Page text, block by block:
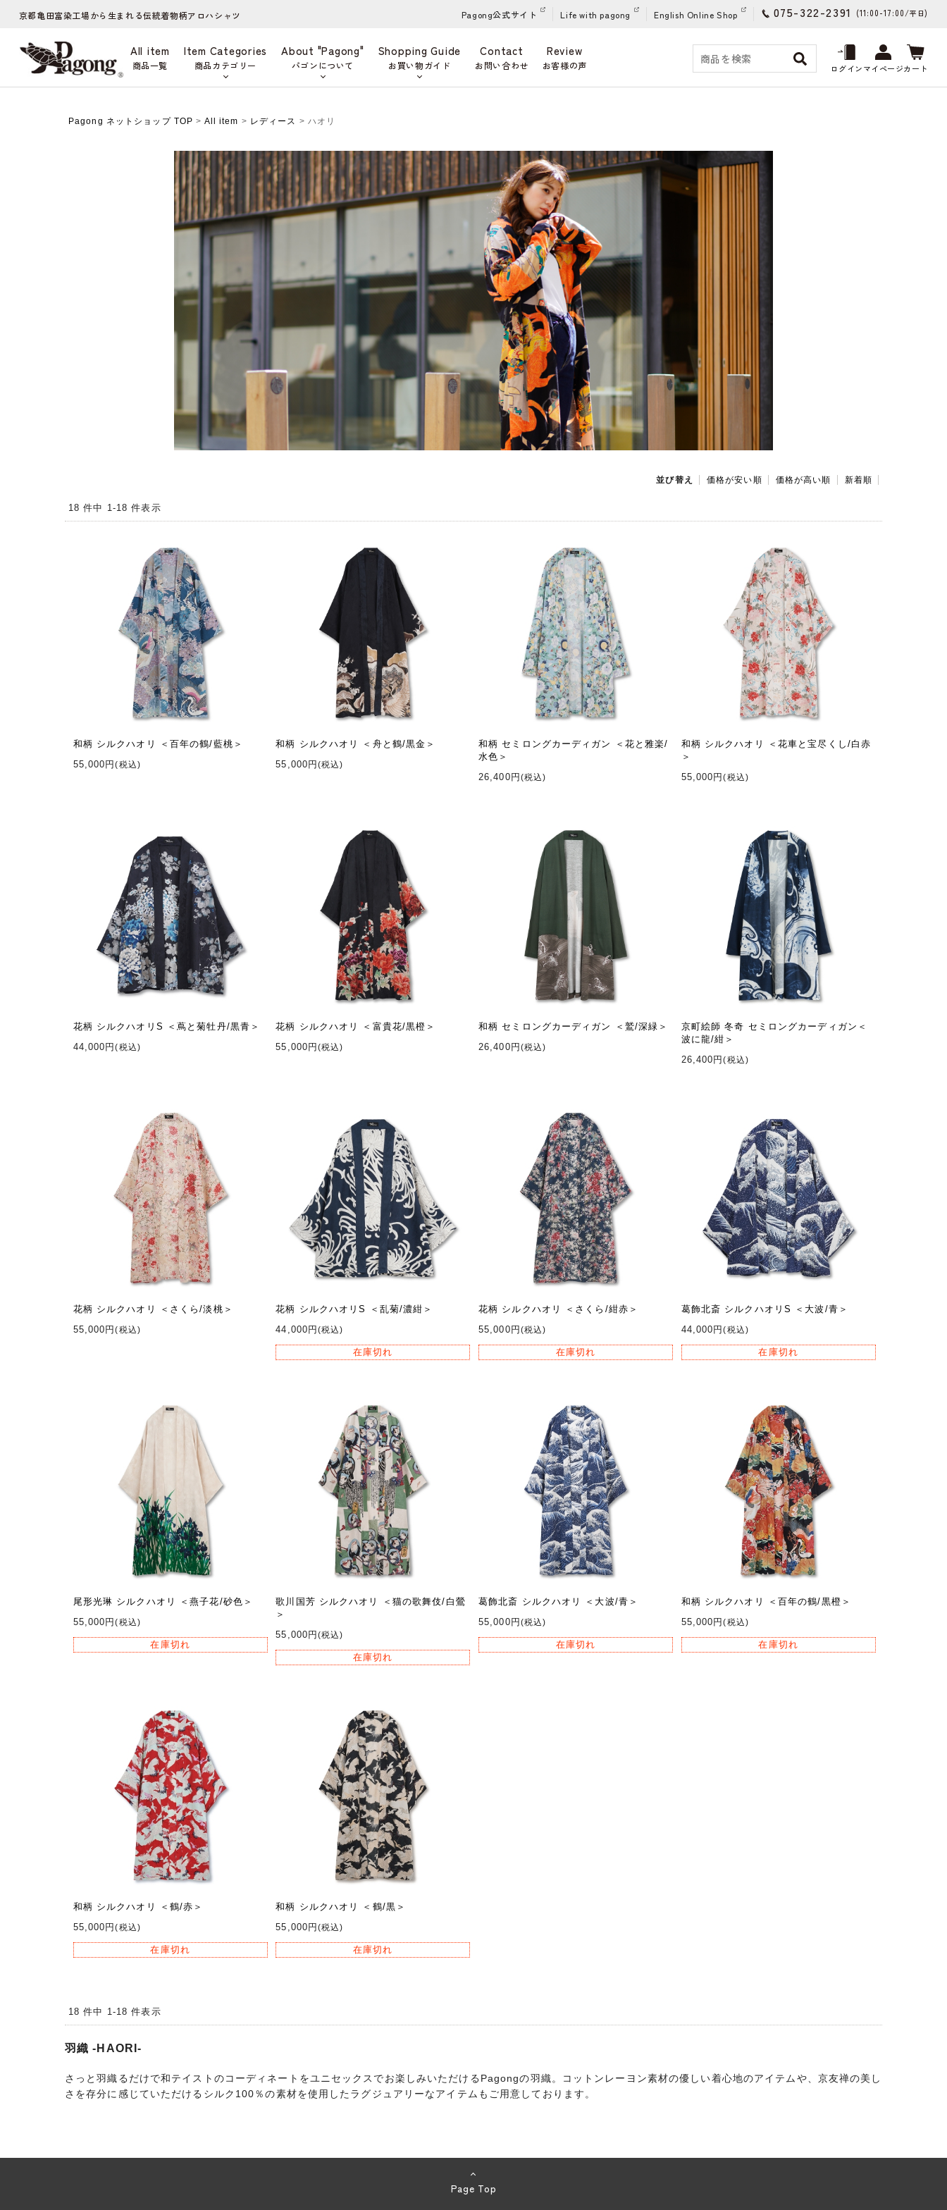
京都亀田富染工場から生まれる伝統着物柄アロハシャツ Pagong公式サイト Life with pagong English Online Shop 075-322-2391 (11:00-17:00/平日)
All item
商品一覧
Item Categories
商品カテゴリー
About "Pagong"
パゴンについて
Shopping Guide
お買い物ガイド
Contact
お問い合わせ
Review
お客様の声 ログインマイページカート
Pagong ネットショップ TOP > All item > レディース > ハオリ
並び替え 価格が安い順 価格が高い順 新着順
18 件中 1-18 件表示
和柄 シルクハオリ ＜百年の鶴/藍桃＞
55,000円(税込)
和柄 シルクハオリ ＜舟と鶴/黒金＞
55,000円(税込)
和柄 セミロングカーディガン ＜花と雅楽/
水色＞
26,400円 (税込)
和柄 シルクハオリ ＜花車と宝尽くし/白赤
＞
55,000円(税込)
花柄 シルクハオリS ＜蔦と菊牡丹/黒青＞
44,000円(税込)
花柄 シルクハオリ ＜富貴花/黒橙＞
55,000円(税込)
和柄 セミロングカーディガン ＜鷲/深緑＞
26,400円 (税込)
京町絵師 冬奇 セミロングカーディガン＜
波に龍/紺＞
26,400円(税込)
花柄 シルクハオリ ＜さくら/淡桃＞
55,000円(税込)
花柄 シルクハオリS ＜乱菊/濃紺＞
44,000円(税込)
在庫切れ
花柄 シルクハオリ ＜さくら/紺赤＞
55,000円 (税込)
在庫切れ
葛飾北斎 シルクハオリS ＜大波/青＞
44,000円(税込)
在庫切れ
尾形光琳 シルクハオリ ＜燕子花/砂色＞
55,000円(税込)
在庫切れ
歌川国芳 シルクハオリ ＜猫の歌舞伎/白鶯
＞
55,000円(税込)
在庫切れ
葛飾北斎 シルクハオリ ＜大波/青＞
55,000円 (税込)
在庫切れ
和柄 シルクハオリ ＜百年の鶴/黒橙＞
55,000円(税込)
在庫切れ
和柄 シルクハオリ ＜鶴/赤＞
55,000円(税込)
在庫切れ
和柄 シルクハオリ ＜鶴/黒＞
55,000円(税込)
在庫切れ
18 件中 1-18 件表示
羽織 -HAORI-
さっと羽織るだけで和テイストのコーディネートをユニセックスでお楽しみいただけるPagongの羽織。コットンレーヨン素材の優しい着心地のアイテムや、京友禅の美し
さを存分に感じていただけるシルク100％の素材を使用したラグジュアリーなアイテムもご用意しております。
Page Top